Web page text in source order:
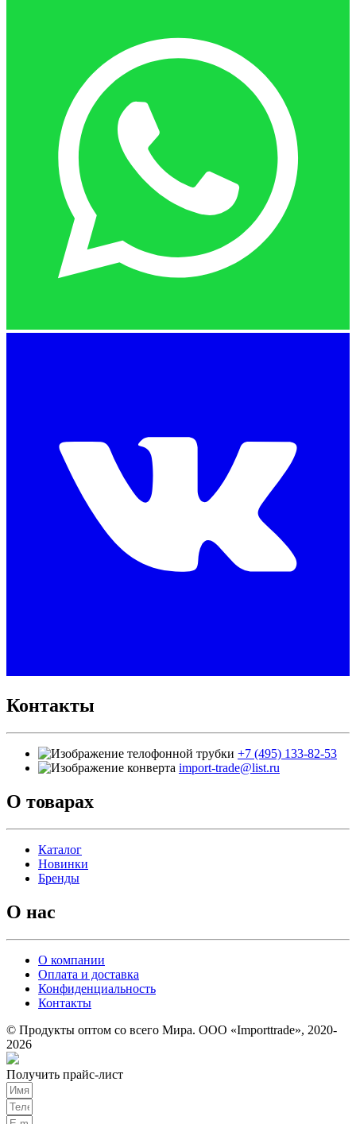
Контакты
+7 (495) 133-82-53
import-trade@list.ru
О товарах
Каталог
Новинки
Бренды
О нас
О компании
Оплата и доставка
Конфиденциальность
Контакты
© Продукты оптом со всего Мира. ООО «Importtrade», 2020-
2026
Получить прайс-лист